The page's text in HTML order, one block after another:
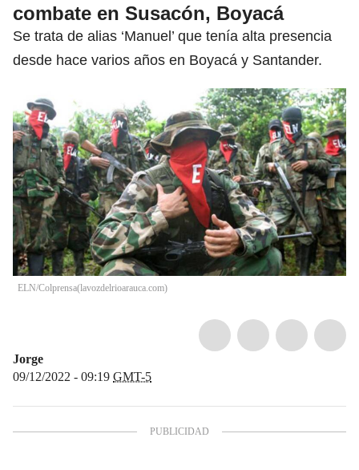
combate en Susacón, Boyacá
Se trata de alias ‘Manuel’ que tenía alta presencia
desde hace varios años en Boyacá y Santander.
ELN/Colprensa(lavozdelrioarauca.com)
Jorge
09/12/2022 - 09:19 GMT-5